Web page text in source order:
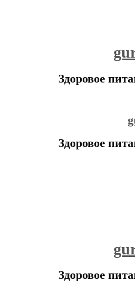
Здоровое
Здоровое
Здоровое